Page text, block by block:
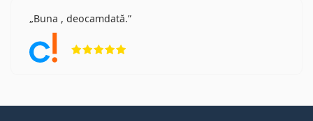
Buna , deocamdată.